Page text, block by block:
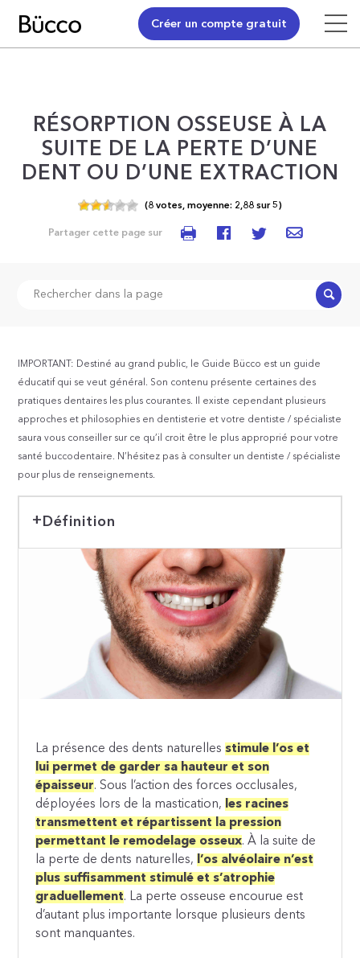
Créer un compte gratuit
RÉSORPTION OSSEUSE À LA
SUITE DE LA PERTE D’UNE
DENT OU D’UNE EXTRACTION
(8 votes, moyenne: 2,88 sur5)
Partager cette page sur
IMPORTANT: Destiné au grand public, le Guide Bücco est un guide
éducatif qui se veut général. Son contenu présente certaines des
pratiques dentaires les plus courantes. Il existe cependant plusieurs
approches et philosophies en dentisterie et votre dentiste / spécialiste
saura vous conseiller sur ce qu’il croit être le plus approprié pour votre
santé buccodentaire. N’hésitez pas à consulter un dentiste / spécialiste
pour plus de renseignements.
Définition
La présence des dents naturellesstimule l’os et
lui permet de garder sa hauteur et son
épaisseur. Sous l’action des forces occlusales,
déployées lors de la mastication, les racines
transmettent et répartissent la pression
permettant le remodelage osseux. À la suite de
la perte de dents naturelles, l’os alvéolaire n’est
plus suffisamment stimulé et s’atrophie
graduellement. La perte osseuse encourue est
d’autant plus importante lorsque plusieurs dents
sont manquantes.